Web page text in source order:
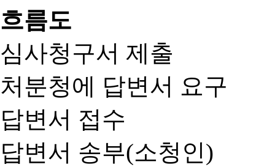
흐름도
심사청구서 제출
처분청에 답변서 요구
답변서 접수
답변서 송부(소청인)